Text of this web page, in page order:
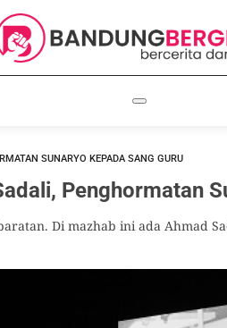
SUNARYO KEPADA SANG GURU
Penghormatan
Di mazhab ini ada Ahmad